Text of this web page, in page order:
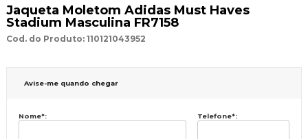
Jaqueta Moletom Adidas Must Haves
Stadium Masculina FR7158
Cod. do Produto: 110121043952
Avise-me quando chegar
Nome*: Telefone*: